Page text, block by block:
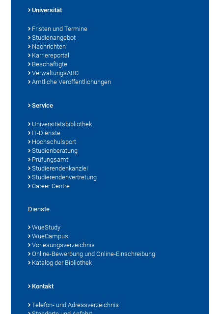
Universität
Fristen und Termine
Studienangebot
Nachrichten
Karriereportal
Beschäftigte
VerwaltungsABC
Amtliche Veröffentlichungen
Service
Universitätsbibliothek
IT-Dienste
Hochschulsport
Studienberatung
Prüfungsamt
Studierendenkanzlei
Studierendenvertretung
Career Centre
Dienste
WueStudy
WueCampus
Vorlesungsverzeichnis
Online-Bewerbung und Online-Einschreibung
Katalog der Bibliothek
Kontakt
Telefon- und Adressverzeichnis